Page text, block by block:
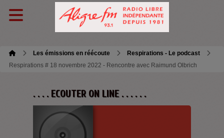
Les émissions en réécoute
Respirations - Le podcast
Respirations # 18 novembre 2022 - Rencontre avec Raimund Olbrich
. . . . ECOUTER ON LINE . . . . . .